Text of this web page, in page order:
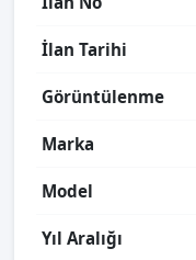
İlan Tarihi
Görüntülenme
Marka
Model
Yıl Aralığı